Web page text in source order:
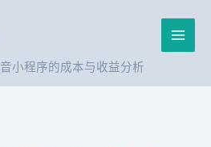
Main
小程序的成本与收益分析